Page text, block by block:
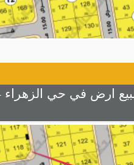
ارض في حي الزهراء 4 رقم 41 المساحة 400م شارع 15 غربًا السعر 1200 للمتر